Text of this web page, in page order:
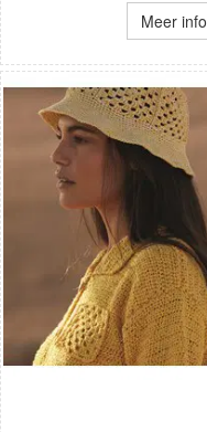
Meer info